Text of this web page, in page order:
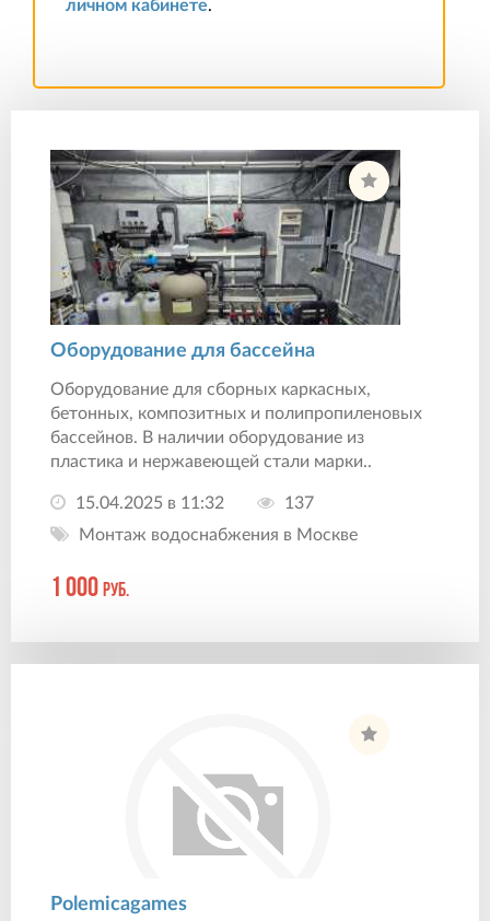
личном кабинете.
Оборудование для бассейна
Оборудование для сборных каркасных,
бетонных, композитных и полипропиленовых
бассейнов. В наличии оборудование из
пластика и нержавеющей стали марки..
15.04.2025 в 11:32
137
Монтаж водоснабжения в Москве
1 000 руб.
Polemicagames